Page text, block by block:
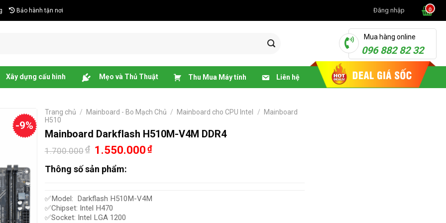
Bảo hành tận nơi Đăng nhập
Mua hàng online
096 882 82 32
Xây dựng cấu hình Mẹo và Thủ Thuật Thu Mua Máy tính Liên hệ
-9%
Trang chủ / Mainboard - Bo Mạch Chủ / Mainboard cho CPU Intel /
Mainboard
H510
Mainboard Darkflash H510M-V4M DDR4
1.700.000₫ Giá
gốc
là:
1.700.000₫.
1.550.000 ₫Giá
Thông số sản phẩm:
✅Model: Darkflash H510M-V4M
✅Chipset: Intel H470
✅Socket: Intel LGA 1200